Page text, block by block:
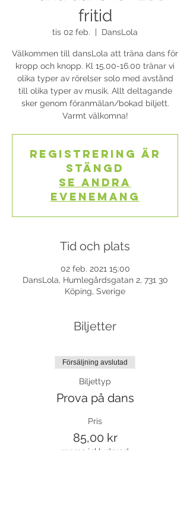
fritid
tis 02 feb. DansLola
Välkommen till dansLola att träna dans för
kropp och knopp. Kl 15.00-16.00 tränar vi
olika typer av rörelser solo med avstånd
till olika typer av musik. Allt deltagande
sker genom föranmälan/bokad biljett.
Varmt välkomna!
Registrering är
stängd
Se andra
evenemang
Tid och plats
02 feb. 2021 15:00
DansLola, Humlegårdsgatan 2, 731 30
Köping, Sverige
Biljetter
Försäljning avslutad
Biljettyp
Prova på dans
Pris
85,00 kr
moms inkluderad